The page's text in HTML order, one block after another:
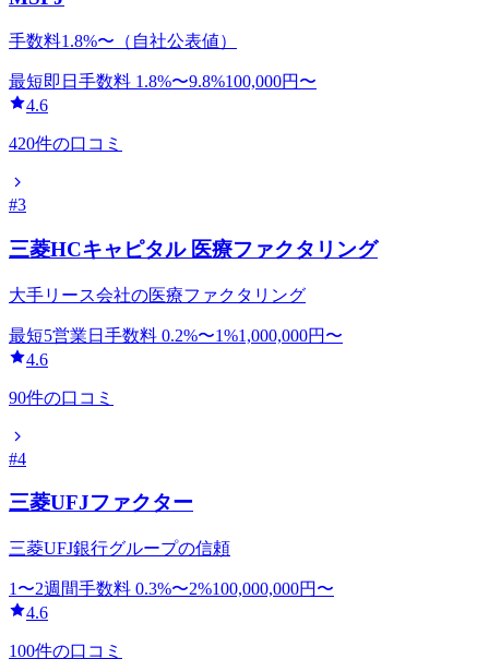
手数料1.8%〜（自社公表値）
最短即日 手数料 1.8%〜9.8%100,000円〜
4.6
420件の口コミ
#3
三菱HCキャピタル 医療ファクタリング
大手リース会社の医療ファクタリング
最短5営業日 手数料 0.2%〜1%1,000,000円〜
4.6
90件の口コミ
#4
三菱UFJファクター
三菱UFJ銀行グループの信頼
1〜2週間手数料 0.3%〜2%100,000,000円〜
4.6
100件の口コミ